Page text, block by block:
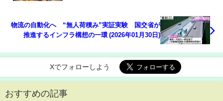
物流の自動化へ “無人荷積み”実証実験 国交省が
推進するインフラ構想の一環 (2026年01月30日)
Xでフォローしよう
おすすめの記事